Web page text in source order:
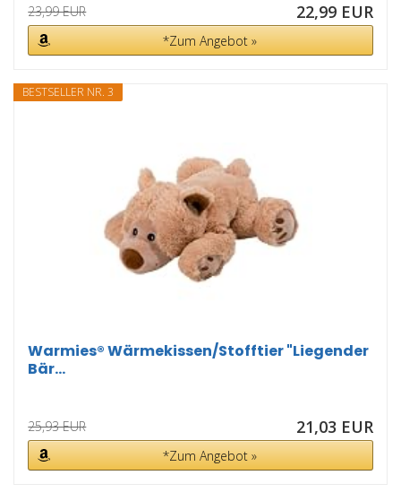
23,99 EUR 22,99 EUR
*Zum Angebot »
BESTSELLER NR. 3
Warmies® Wärmekissen/Stofftier "Liegender
Bär...
25,93 EUR 21,03 EUR
*Zum Angebot »